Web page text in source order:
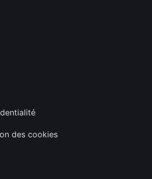
des cookies